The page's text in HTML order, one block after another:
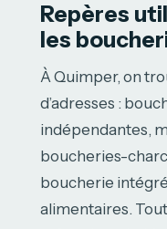
Repères
les
À Quimper, on
d’adresses :
indépendantes,
boucheries-
boucherie
alimentaires.